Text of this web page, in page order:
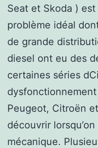
Seat et Skoda )
problème idéal
de grande
diesel ont eu des
certaines séries
Peugeot, Citroën
découvrir
mécanique.